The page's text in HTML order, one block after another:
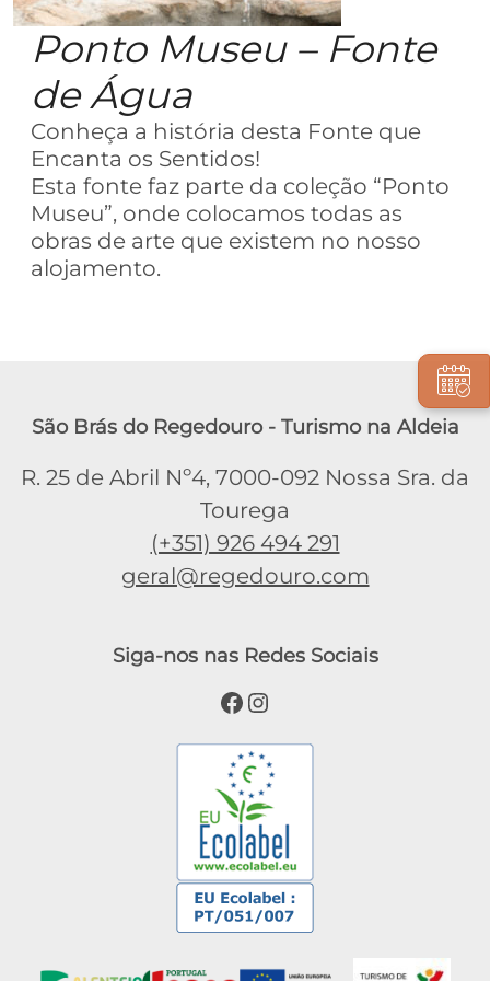
Ponto Museu – Fonte
de Água
Conheça a história desta Fonte que
Encanta os Sentidos!
Esta fonte faz parte da coleção “Ponto
Museu”, onde colocamos todas as
obras de arte que existem no nosso
alojamento.
São Brás do Regedouro - Turismo na Aldeia
R. 25 de Abril Nº4, 7000-092 Nossa Sra. da
Tourega
(+351) 926 494 291
geral@regedouro.com
Siga-nos nas Redes Sociais
Facebook
Instagram